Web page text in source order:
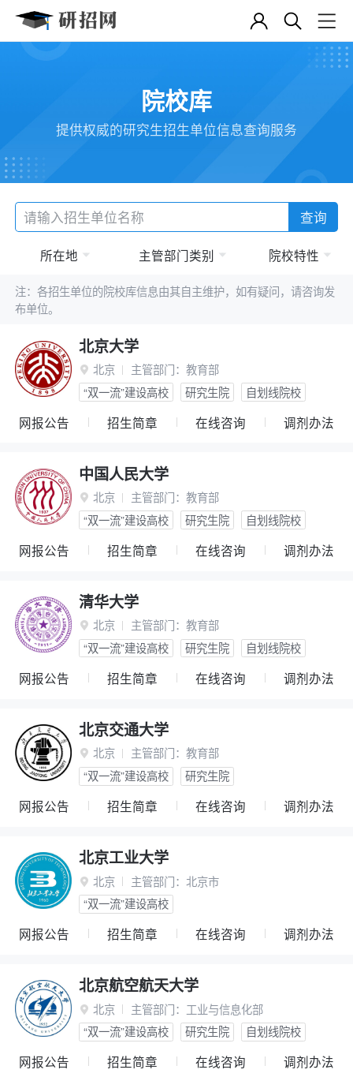
院校库
提供权威的研究生招生单位信息查询服务
查询
所在地 主管部门类别 院校特性
注：各招生单位的院校库信息由其自主维护，如有疑问，请咨询发
布单位。
北京大学
 北京 主管部门： 教育部
“双一流”建设高校
研究生院 自划线院校
网报公告 招生简章 在线咨询 调剂办法
中国人民大学
 北京 主管部门： 教育部
“双一流”建设高校
研究生院 自划线院校
网报公告 招生简章 在线咨询 调剂办法
清华大学
 北京 主管部门： 教育部
“双一流”建设高校
研究生院 自划线院校
网报公告 招生简章 在线咨询 调剂办法
北京交通大学
 北京 主管部门： 教育部
“双一流”建设高校
研究生院
网报公告 招生简章 在线咨询 调剂办法
北京工业大学
 北京 主管部门： 北京市
“双一流”建设高校
网报公告 招生简章 在线咨询 调剂办法
北京航空航天大学
 北京 主管部门： 工业与信息化部
“双一流”建设高校
研究生院 自划线院校
网报公告 招生简章 在线咨询 调剂办法